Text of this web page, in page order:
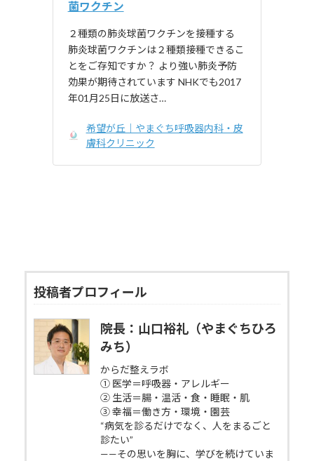
菌ワクチン
２種類の肺炎球菌ワクチンを接種する
肺炎球菌ワクチンは２種類接種できるこ
とをご存知ですか？ より強い肺炎予防
効果が期待されています NHKでも2017
年01月25日に放送さ…
希望が丘｜やまぐち呼吸器内科・皮
膚科クリニック
投稿者プロフィール
院長：山口裕礼（やまぐちひろ
みち）
からだ整えラボ
① 医学＝呼吸器・アレルギー
② 生活＝腸・温活・食・睡眠・肌
③ 幸福＝働き方・環境・園芸
“病気を診るだけでなく、人をまるごと
診たい”
——その思いを胸に、学びを続けていま